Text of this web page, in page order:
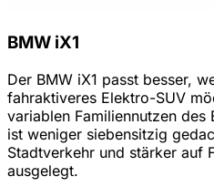
BMW iX1
Der BMW iX1 passt besser,
fahraktiveres Elektro-SUV
variablen Familiennutzen des
ist weniger siebensitzig
Stadtverkehr und stärker auf
ausgelegt.